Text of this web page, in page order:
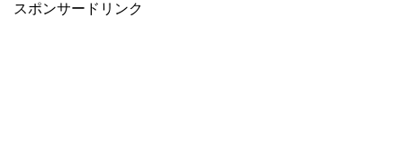
スポンサードリンク